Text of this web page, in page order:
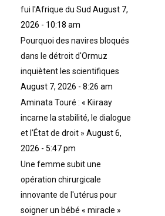
fui l'Afrique du Sud August 7,
2026 - 10:18 am
Pourquoi des navires bloqués
dans le détroit d'Ormuz
inquiètent les scientifiques
August 7, 2026 - 8:26 am
Aminata Touré : « Kiiraay
incarne la stabilité, le dialogue
et l'État de droit » August 6,
2026 - 5:47 pm
Une femme subit une
opération chirurgicale
innovante de l'utérus pour
soigner un bébé « miracle »